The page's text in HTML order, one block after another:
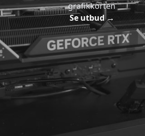
grafikkorten
Se utbud→